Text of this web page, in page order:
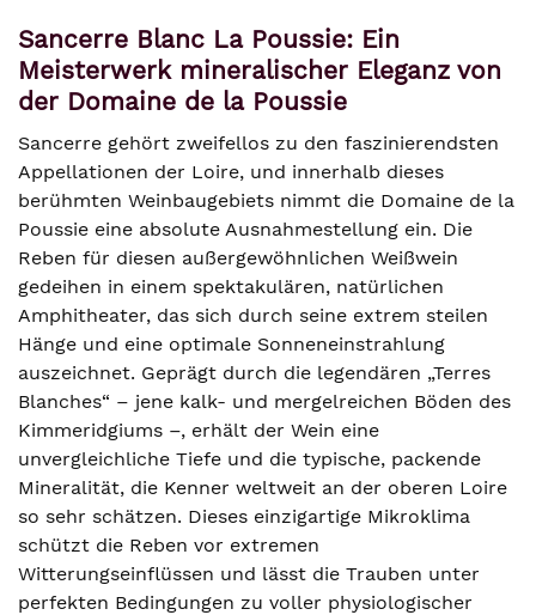
Sancerre Blanc La Poussie: Ein
Meisterwerk mineralischer Eleganz von
der Domaine de la Poussie
Sancerre gehört zweifellos zu den faszinierendsten
Appellationen der Loire, und innerhalb dieses
berühmten Weinbaugebiets nimmt die Domaine de la
Poussie eine absolute Ausnahmestellung ein. Die
Reben für diesen außergewöhnlichen Weißwein
gedeihen in einem spektakulären, natürlichen
Amphitheater, das sich durch seine extrem steilen
Hänge und eine optimale Sonneneinstrahlung
auszeichnet. Geprägt durch die legendären „Terres
Blanches“ – jene kalk- und mergelreichen Böden des
Kimmeridgiums –, erhält der Wein eine
unvergleichliche Tiefe und die typische, packende
Mineralität, die Kenner weltweit an der oberen Loire
so sehr schätzen. Dieses einzigartige Mikroklima
schützt die Reben vor extremen
Witterungseinflüssen und lässt die Trauben unter
perfekten Bedingungen zu voller physiologischer